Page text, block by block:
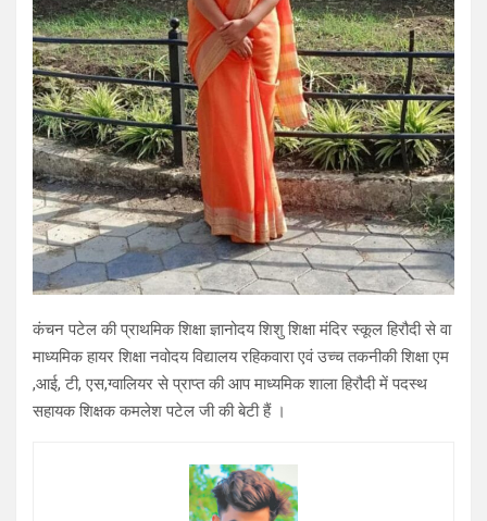
कंचन पटेल की प्राथमिक शिक्षा ज्ञानोदय शिशु शिक्षा मंदिर स्कूल हिरौदी से वा
माध्यमिक हायर शिक्षा नवोदय विद्यालय रहिकवारा एवं उच्च तकनीकी शिक्षा एम
,आई, टी, एस,ग्वालियर से प्राप्त की आप माध्यमिक शाला हिरौदी में पदस्थ
सहायक शिक्षक कमलेश पटेल जी की बेटी हैं ।